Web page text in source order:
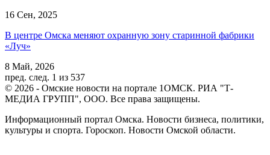
16 Сен, 2025
В центре Омска меняют охранную зону старинной фабрики
«Луч»
8 Май, 2026
пред. след. 1 из 537
© 2026 - Омские новости на портале 1ОМСК. РИА "Т-
МЕДИА ГРУПП", ООО. Все права защищены.
Информационный портал Омска. Новости бизнеса, политики,
культуры и спорта. Гороскоп. Новости Омской области.